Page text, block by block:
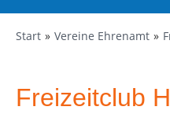
Start Vereine Ehrenamt
Freizeitclub